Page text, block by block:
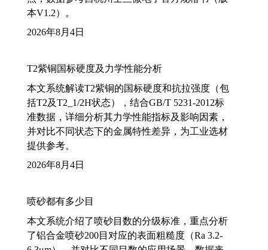
本V1.2）。
2026年8月4日
T2紫铜国标硬度及力学性能分析
本文系统解读T2紫铜的国标硬度和抗拉强度（包
括T2及T2_1/2H状态），结合GB/T 5231-2012标
准数据，详细分析其力学性能指标及影响因素，
并对比不同状态下的金属特性差异，为工业选材
提供参考。
2026年8月4日
喷砂都有多少目
本文系统介绍了喷砂目数的分级标准，重点分析
了铝合金喷砂200目对应的表面粗糙度（Ra 3.2-